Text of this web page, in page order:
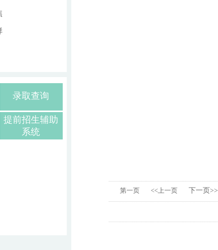
录取查询
提前招生辅助
系统
第一页 <<上一页 下一页>>